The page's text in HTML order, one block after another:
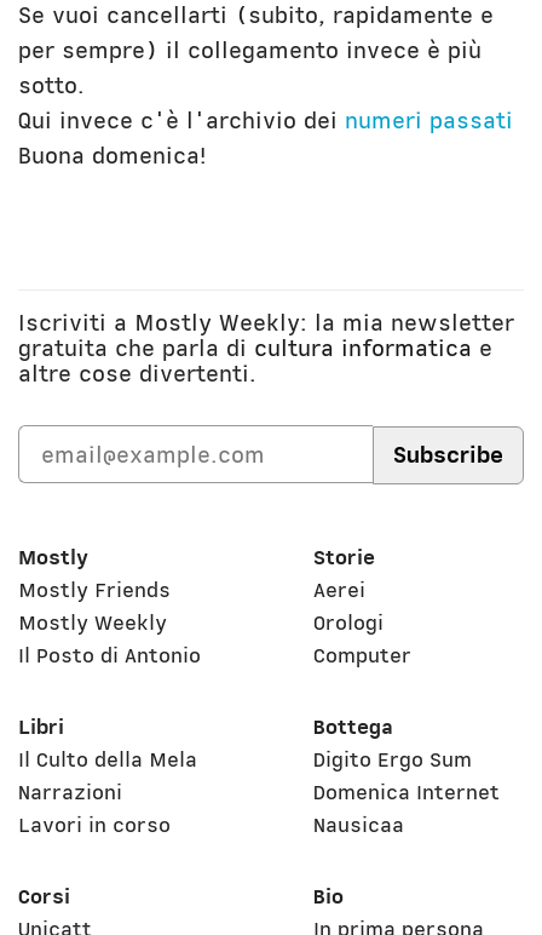
Se vuoi cancellarti (subito, rapidamente e
per sempre) il collegamento invece è più
sotto.
Qui invece c'è l'archivio dei numeri passati
Buona domenica!
Iscriviti a Mostly Weekly: la mia newsletter
gratuita che parla di cultura informatica e
altre cose divertenti.
Mostly
Mostly Friends
Mostly Weekly
Il Posto di Antonio
Storie
Aerei
Orologi
Computer
Libri
Il Culto della Mela
Narrazioni
Lavori in corso
Bottega
Digito Ergo Sum
Domenica Internet
Nausicaa
Corsi
Unicatt
Bio
In prima persona